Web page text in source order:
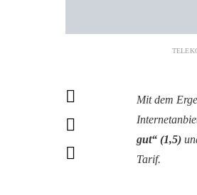
Mit dem
gut“ (1,5)
Tarif.